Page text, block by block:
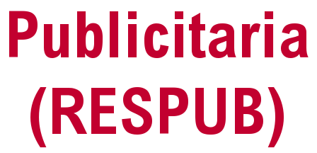
Publicitaria
(RESPUB)